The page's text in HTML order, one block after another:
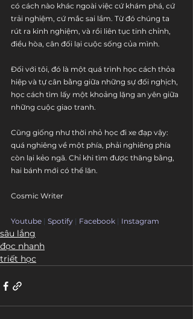
có cách nào khác ngoài việc cứ khám phá, cứ
trải nghiệm, cứ mắc sai lầm. Từ đó chúng ta
rút ra kinh nghiệm, và rồi liên tục tinh chỉnh,
điều hòa, cân đối lại cuộc sống của mình.
Đối với tôi, đó là một quá trình học cách thỏa
hiệp và tự cân bằng giữa những sự đối nghịch,
học cách tìm lấy một khoảng lặng an yên giữa
những cuộc giao tranh.
Cũng giống như thời nhỏ học đi xe đạp vậy:
quá nghiêng về một phía, phải nghiêng phía
còn lại kẻo ngã. Chỉ khi tìm được thăng bằng,
hai bánh mới có thể lăn.
Cosmic Writer
Youtube | Spotify | Facebook | Instagram
sâu lắng
đọc nhanh
triết học